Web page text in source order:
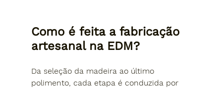
Como é feita a fabricação
artesanal na EDM?
Da seleção da madeira ao último
polimento, cada etapa é conduzida por